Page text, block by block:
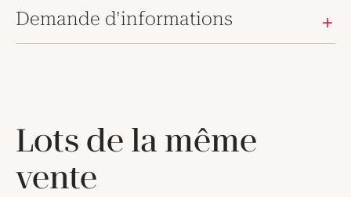
Demande d'informations
Lots de la même
vente